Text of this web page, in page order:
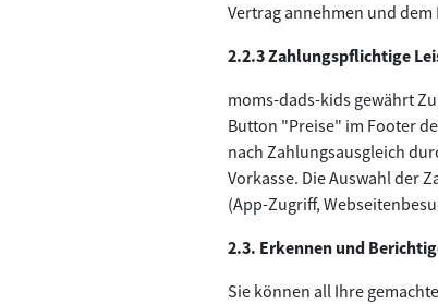
Vertrag annehmen und
2.2.3 Zahlungspflichtige
moms-dads-kids gewährt
Button "Preise" im Footer
nach Zahlungsausgleich
Vorkasse. Die Auswahl der
(App-Zugriff,
2.3. Erkennen und
Sie können all Ihre